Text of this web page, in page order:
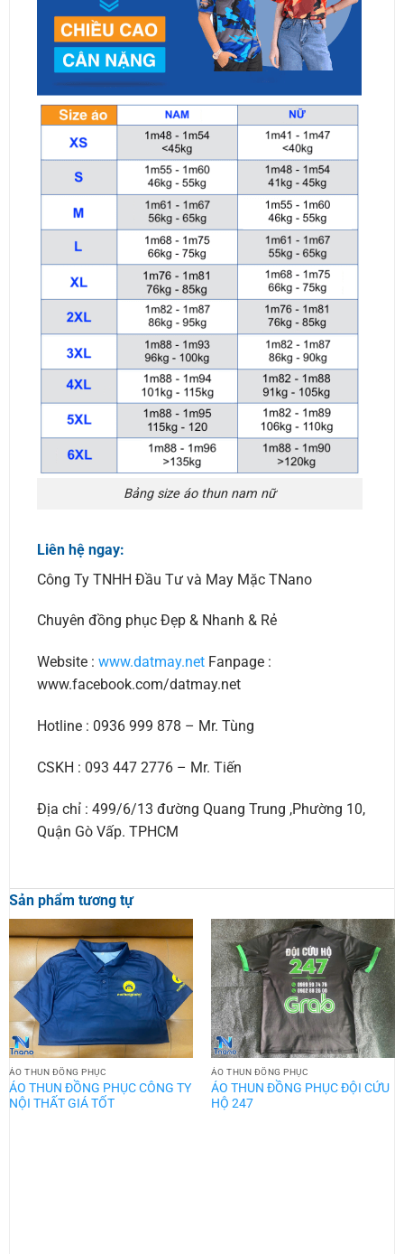
Bảng size áo thun nam nữ
Liên hệ ngay:
Công Ty TNHH Đầu Tư và May Mặc TNano
Chuyên đồng phục Đẹp & Nhanh & Rẻ
Website : www.datmay.netFanpage :
www.facebook.com/datmay.net
Hotline : 0936 999 878 – Mr. Tùng
CSKH : 093 447 2776 – Mr. Tiến
Địa chỉ : 499/6/13 đường Quang Trung ,Phường 10,
Quận Gò Vấp. TPHCM
Sản phẩm tương tự
ÁO THUN ĐỒNG PHỤC
ÁO THUN ĐỒNG PHỤC CÔNG TY
NỘI THẤT GIÁ TỐT
ÁO THUN ĐỒNG PHỤC
ÁO THUN ĐỒNG PHỤC ĐỘI CỨU
HỘ 247